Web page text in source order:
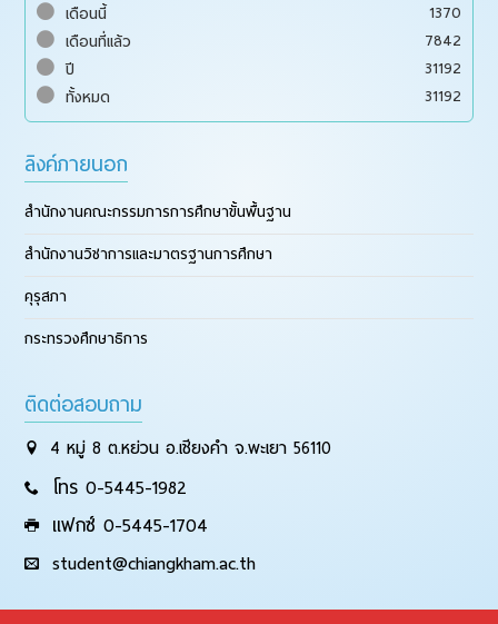
เดือนนี้
1370
เดือนที่แล้ว
7842
ปี
31192
ทั้งหมด
31192
ลิงค์ภายนอก
สำนักงานคณะกรรมการการศึกษาขั้นพื้นฐาน
สำนักงานวิชาการและมาตรฐานการศึกษา
คุรุสภา
กระทรวงศึกษาธิการ
ติดต่อสอบถาม
4 หมู่ 8 ต.หย่วน อ.เชียงคำ จ.พะเยา 56110
โทร 0-5445-1982
แฟกซ์ 0-5445-1704
student@chiangkham.ac.th